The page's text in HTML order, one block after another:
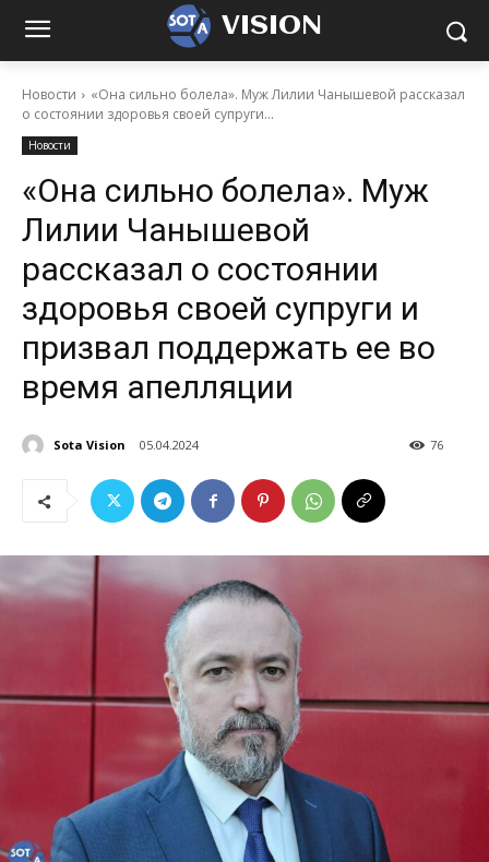
VISION
Новости
«Она сильно болела». Муж Лилии Чанышевой рассказал
о состоянии здоровья своей супруги...
Новости
«Она сильно болела». Муж
Лилии Чанышевой
рассказал о состоянии
здоровья своей супруги и
призвал поддержать ее во
время апелляции
Sota Vision 05.04.2024 76